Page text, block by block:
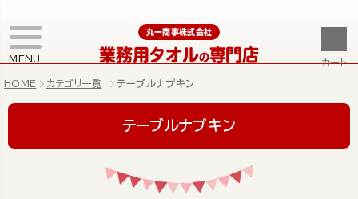
MENU
丸一商事株式会社
業務用タオルの専門店 カート
HOME カテゴリ一覧 テーブルナプキン
テーブルナプキン